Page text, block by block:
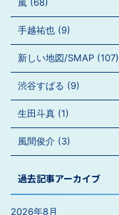
手越祐也 (9)
新しい地図/SMAP (107)
渋谷すばる (9)
生田斗真 (1)
風間俊介 (3)
過去記事アーカイブ
2026年8月